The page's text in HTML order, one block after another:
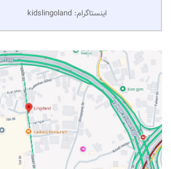
اینستاگرام: kidslingoland